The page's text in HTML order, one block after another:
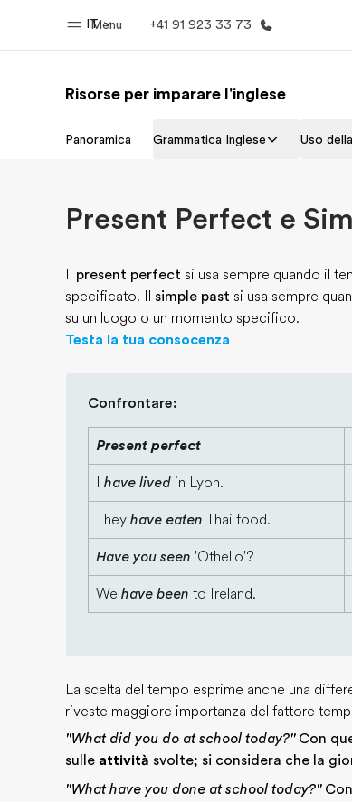
Menu
IT +41 91 923 33 73
Homepage
Risorse per imparare l'inglese
Panoramica Grammatica Inglese Uso
Present Perfect e
present perfect si usa sempre quando il
specificato. Il simple past si usa sempre
su un luogo o un momento specifico.
Testa la tua consocenza
Confrontare:
Present perfect
have lived in Lyon.
They have eaten Thai food.
Have you seen 'Othello'?
We have been to Ireland.
La scelta del tempo esprime anche una
riveste maggiore importanza del fattore
"What did you do at school today?"Con
sulle attività svolte; si considera che la
"What have you done at school today?"